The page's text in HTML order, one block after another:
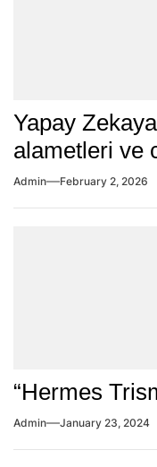
Yapay
alametleri ve
Admin February 2, 2026
“Hermes
Admin January 23, 2024